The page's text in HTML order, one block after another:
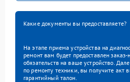
Какие документы вы предоставляете?
На этапе приема устройства на
ремонт вам будет предоставлен
обязательств на ваше устройство.
по ремонту техники, вы получите акт
гарантийный талон.